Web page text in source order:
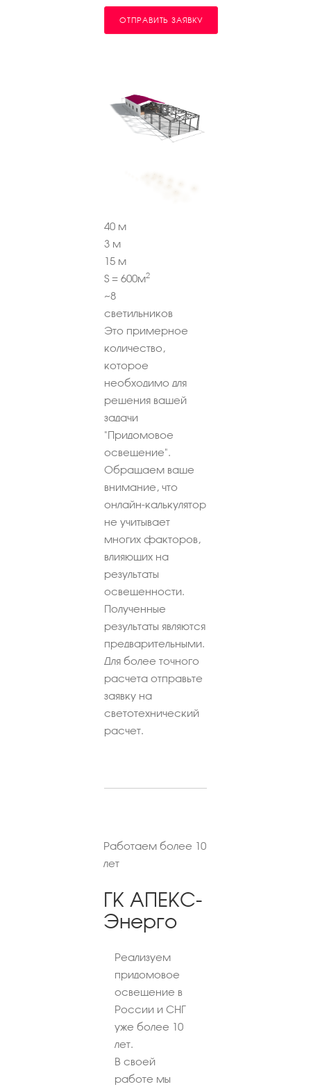
ОТПРАВИТЬ ЗАЯВКУ
40 м
3 м
15 м
S = 600м2
~8
светильников
Это примерное
количество,
которое
необходимо для
решения вашей
задачи
"Придомовое
освещение".
Обращаем ваше
внимание, что
онлайн-калькулятор
не учитывает
многих факторов,
влияющих на
результаты
освещенности.
Полученные
результаты являются
предварительными.
Для более точного
расчета отправьте
заявку на
светотехнический
расчет.
Работаем более 10
лет
ГК АПЕКС-
Энерго
Реализуем
придомовое
освещение в
России и СНГ
уже более 10
лет.
В своей
работе мы